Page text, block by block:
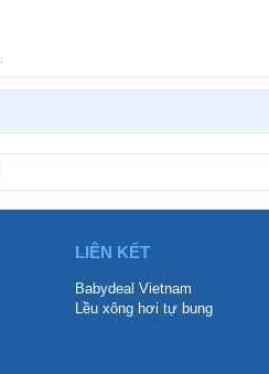
LIÊN KẾT
Babydeal Vietnam
Lều xông hơi tự bung